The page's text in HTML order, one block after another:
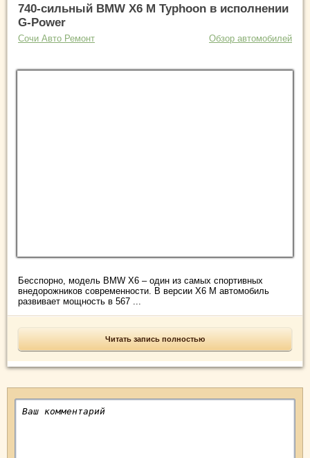
740-сильный BMW X6 M Typhoon в исполнении
G-Power
Сочи Авто Ремонт Обзор автомобилей
Бесспорно, модель BMW X6 – один из самых спортивных
внедорожников современности. В версии X6 M автомобиль
развивает мощность в 567 ...
Читать запись полностью